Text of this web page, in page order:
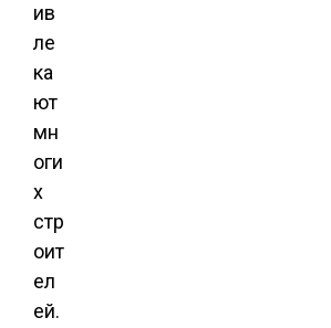
ив
ле
ка
ют
мн
оги
х
стр
оит
ел
ей.